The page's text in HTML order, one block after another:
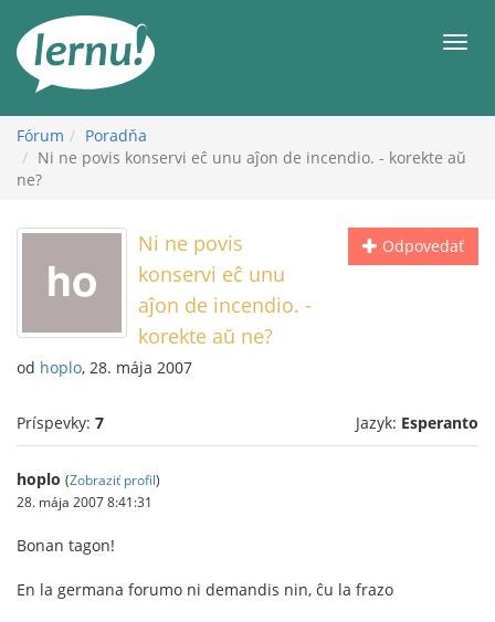
obsah
Fórum
Poradňa
Ni ne povis konservi eĉ unu aĵon de incendio. - korekte aŭ
ne?
Odpovedať
Ni ne povis
konservi eĉ unu
aĵon de incendio. -
korekte aŭ ne?
od hoplo, 28. mája 2007
Príspevky: 7 Jazyk: Esperanto
hoplo (Zobraziť profil)
28. mája 2007 8:41:31
Bonan tagon!
En la germana forumo ni demandis nin, ĉu la frazo